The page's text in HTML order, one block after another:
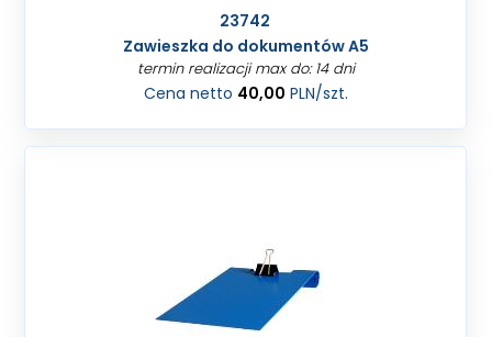
23742
Zawieszka do dokumentów A5
termin realizacji max do: 14 dni
Cena netto 40,00 PLN/szt.